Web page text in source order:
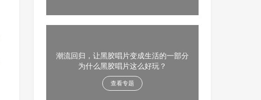
潮流回归，让黑胶唱片变成生活的一部分
为什么黑胶唱片这么好玩？
查看专题